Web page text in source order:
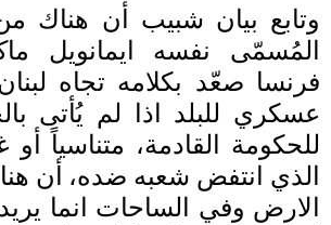
وتابع بيان شبيب أن هناك
المُسمّى نفسه ايمانويل
فرنسا صعّد بكلامه تجاه
عسكري للبلد اذا لم يُأتى
للحكومة القادمة، متناسياً
الذي انتفض شعبه ضده، أن
الارض وفي الساحات انما